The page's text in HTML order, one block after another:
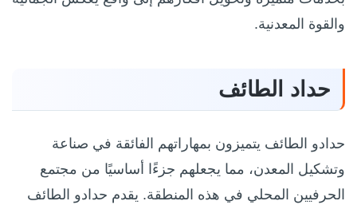
والقوة المعدنية.
حداد الطائف
حدادو الطائف يتميزون بمهاراتهم الفائقة في صناعة
وتشكيل المعدن، مما يجعلهم جزءًا أساسيًا من مجتمع
الحرفيين المحلي في هذه المنطقة. يقدم حدادو الطائف